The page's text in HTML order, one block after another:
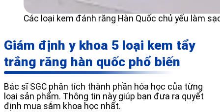
Các loại kem đánh răng Hàn Quốc chủ yếu làm
Giám định y khoa 5 loại kem tẩy
trắng răng hàn quốc phổ biến
Bác sĩ SGC phân tích thành phần hóa học của từng
loại sản phẩm. Thông tin này giúp bạn đưa ra quyết
định mua sắm khoa học nhất.